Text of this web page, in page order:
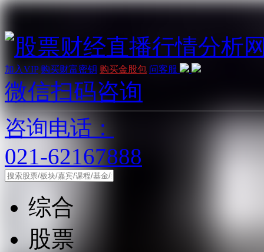
加入VIP 购买财富密钥 购买金股包 问客服
微信扫码咨询
咨询电话：
021-62167888
综合
股票